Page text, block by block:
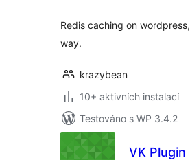
Redis caching on
way.
krazybean
10+ aktivních instalací
Testováno s WP 3.4.2
VK Plugin